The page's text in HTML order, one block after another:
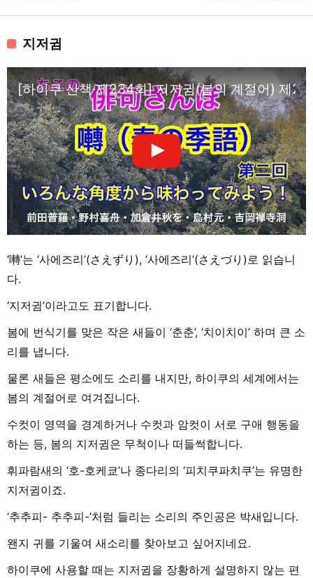
지저귐
[하이쿠 산책·제234회] 지저귐(봄의 계절어) 제2
‘囀’는 ‘사에즈리’(さえずり), ‘사에즈리’(さえづり)로 읽습니
다.
‘지저귐’이라고도 표기합니다.
봄에 번식기를 맞은 작은 새들이 ‘춘춘’, ‘치이치이’ 하며 큰 소
리를 냅니다.
물론 새들은 평소에도 소리를 내지만, 하이쿠의 세계에서는
봄의 계절어로 여겨집니다.
수컷이 영역을 경계하거나 수컷과 암컷이 서로 구애 행동을
하는 등, 봄의 지저귐은 무척이나 떠들썩합니다.
휘파람새의 ‘호-호케쿄’나 종다리의 ‘피치쿠파치쿠’는 유명한
지저귐이죠.
‘추추피- 추추피-’처럼 들리는 소리의 주인공은 박새입니다.
왠지 귀를 기울여 새소리를 찾아보고 싶어지네요.
하이쿠에 사용할 때는 지저귐을 장황하게 설명하지 않는 편